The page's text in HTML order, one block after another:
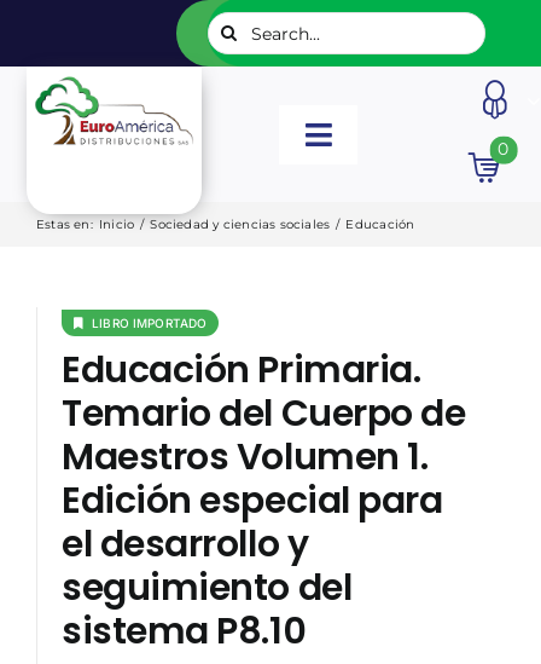
contenido
Buscar:
Toggle
INICIO
EDITORIALES
CATÁLOGOS
NOSOTROS
0
Estas en: Inicio / Sociedad y ciencias sociales / Educación
LIBRO IMPORTADO
Educación Primaria.
Temario del Cuerpo de
Maestros Volumen 1.
Edición especial para
el desarrollo y
seguimiento del
sistema P8.10